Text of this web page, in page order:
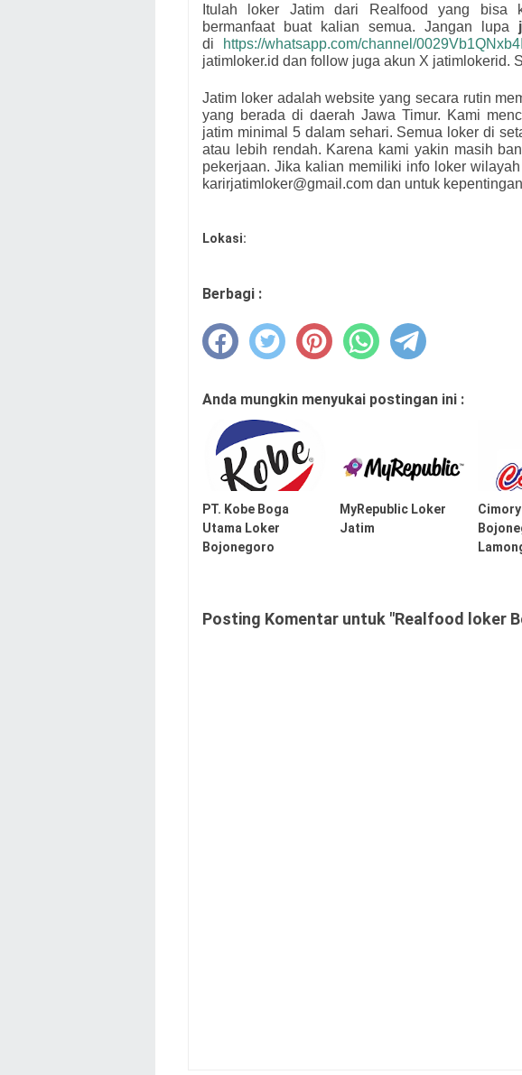
Itulah loker Jatim dari Realfoodyang bisa
bermanfaat buat kalian semua.Jangan lupa
di
https://whatsapp.com/channel/
jatimloker.id dan follow juga akun X jatimlokerid.
Jatim loker adalah website yang secara rutin
yang berada di daerah Jawa Timur. Kami
jatim minimal 5 dalam sehari. Semua loker di
atau lebih rendah. Karena kami yakin masih
pekerjaan. Jika kalian memiliki info loker
karirjatimloker@gmail.com dan untuk
Lokasi:
Berbagi :
Anda mungkin menyukai postingan ini :
PT. Kobe Boga
Utama Loker
Bojonegoro
MyRepublic Loker
Jatim
Posting Komentar untuk "Realfood loker